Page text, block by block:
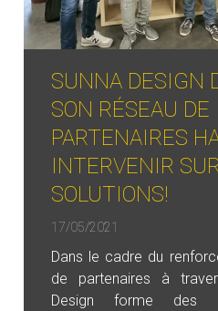
SUNNA DESIGN
SON RÉSEAU DE
PARTENAIRES
INTERVENIR
SOLUTIONS!
17/05/2021
Dans le cadre du
de partenaires à
Design forme des